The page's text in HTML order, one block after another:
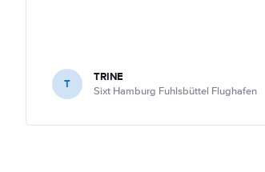
T TRINE
Sixt Hamburg Fuhlsbüttel Flughafen